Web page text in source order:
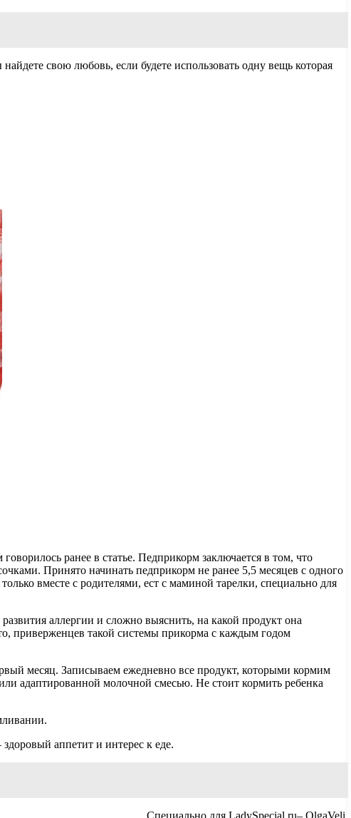
свою любовь, если будете использовать одну вещь которая
ранее в статье. Педприкорм заключается в том, что
Принято начинать педприкорм не ранее 5,5 месяцев с одного
вместе с родителями, ест с маминой тарелки, специально для
аллергии и сложно выяснить, на какой продукт она
приверженцев такой системы прикорма с каждым годом
месяц. Записываем ежедневно все продукт, которыми кормим
адаптированной молочной смесью. Не стоит кормить ребенка
аппетит и интерес к еде.
Специально для LadySpecial.ru– OlgaVeli